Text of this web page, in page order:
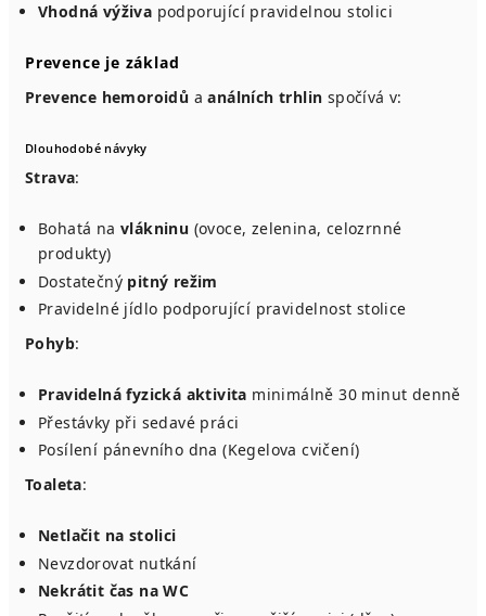
Vhodná výživa podporující pravidelnou stolici
Prevence je základ
Prevence hemoroidů aanálních trhlin spočívá v:
Dlouhodobé návyky
Strava:
Bohatá na vlákninu (ovoce, zelenina, celozrnné
produkty)
Dostatečný pitný režim
Pravidelné jídlo podporující pravidelnost stolice
Pohyb:
Pravidelná fyzická aktivita minimálně 30 minut denně
Přestávky při sedavé práci
Posílení pánevního dna (Kegelova cvičení)
Toaleta:
Netlačit na stolici
Nevzdorovat nutkání
Nekrátit čas na WC